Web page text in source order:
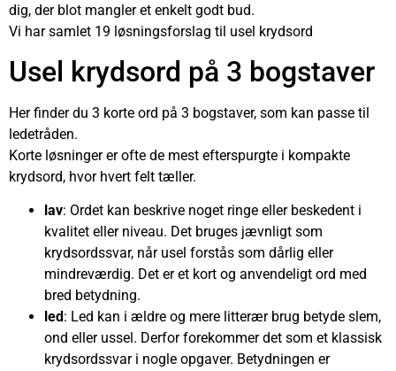
dig, der blot mangler et enkelt godt bud.
Vi har samlet 19 løsningsforslag til usel krydsord
Usel krydsord på 3 bogstaver
Her finder du 3 korte ord på 3 bogstaver, som kan passe til
ledetråden.
Korte løsninger er ofte de mest efterspurgte i kompakte
krydsord, hvor hvert felt tæller.
lav: Ordet kan beskrive noget ringe eller beskedent i
kvalitet eller niveau. Det bruges jævnligt som
krydsordssvar, når usel forstås som dårlig eller
mindreværdig. Det er et kort og anvendeligt ord med
bred betydning.
led : Led kan i ældre og mere litterær brug betyde slem,
ond eller ussel. Derfor forekommer det som et klassisk
krydsordssvar i nogle opgaver. Betydningen er